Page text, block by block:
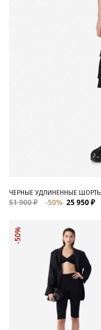
ЧЕРНЫЕ УДЛИНЕННЫЕ
51 900 ₽ -50% 25 950 ₽
-50%